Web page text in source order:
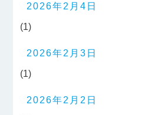
2026年2月4日
(1)
2026年2月3日
(1)
2026年2月2日